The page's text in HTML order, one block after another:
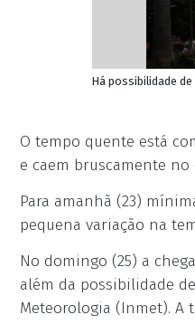
Há possibilidade
O tempo quente está
e caem bruscamente
Para amanhã (23)
pequena variação na
No domingo (25) a
além da possibilidade
Meteorologia (Inmet). A